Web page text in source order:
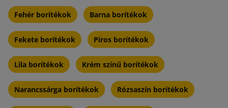
Fehér borítékok Barna borítékok
Fekete borítékok Piros borítékok
Lila borítékok Krém színű borítékok
Narancssárga borítékok Rózsaszín borítékok